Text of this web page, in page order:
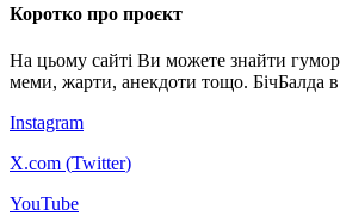
Коротко про проєкт
На цьому сайті Ви можете знайти
меми, жарти, анекдоти тощо. БічБалда
Instagram
X.com (Twitter)
YouTube